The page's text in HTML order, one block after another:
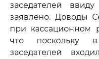
заседателей
заявлено. Доводы
при кассационном
что поскольку
заседателей